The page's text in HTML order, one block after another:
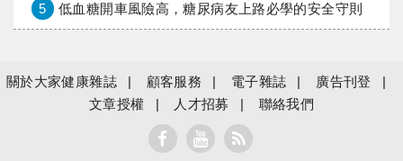
5 低血糖開車風險高，糖尿病友上路必學的安全守則
關於大家健康雜誌 顧客服務 電子雜誌
廣告刊登
文章授權
人才招募 聯絡我們